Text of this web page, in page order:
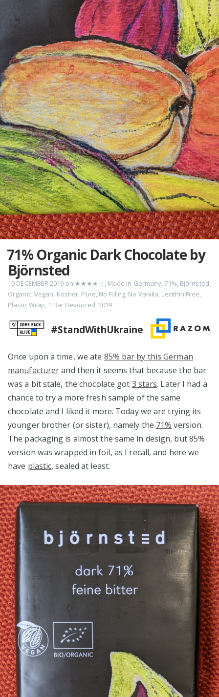
71% Organic Dark Chocolate by
Björnsted
10 DECEMBER 2019 on ★★★★☆, Made in Germany, 71%, Björnsted,
Organic,Vegan, Kosher, Pure, No Filling, No Vanilla, Lecithin Free,
Plastic Wrap, 1 Bar Devoured,2019
#StandWithUkraine
Once upon a time, we ate 85% bar by this German
manufacturerand then it seems that because the bar
was a bit stale, the chocolate got 3 stars. Later I had a
chance to try a more fresh sample of the same
chocolate and I liked it more. Today we are trying its
younger brother (or sister), namely the 71% version.
The packaging is almost the same in design, but 85%
version was wrapped infoil, as I recall, and here we
have plastic, sealed at least.